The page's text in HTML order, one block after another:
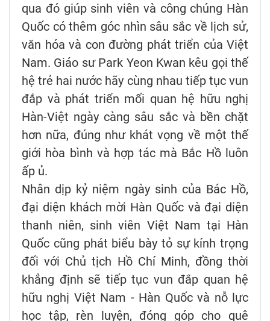
qua đó giúp sinh viên và công chúng Hàn
Quốc có thêm góc nhìn sâu sắc về lịch sử,
văn hóa và con đường phát triển của Việt
Nam. Giáo sư Park Yeon Kwan kêu gọi thế
hệ trẻ hai nước hãy cùng nhau tiếp tục vun
đắp và phát triển mối quan hệ hữu nghị
Hàn-Việt ngày càng sâu sắc và bền chặt
hơn nữa, đúng như khát vọng về một thế
giới hòa bình và hợp tác mà Bắc Hồ luôn
ấp ủ.
Nhân dịp kỷ niệm ngày sinh của Bác Hồ,
đại diện khách mời Hàn Quốc và đại diện
thanh niên, sinh viên Việt Nam tại Hàn
Quốc cũng phát biểu bày tỏ sự kính trọng
đối với Chủ tịch Hồ Chí Minh, đồng thời
khẳng định sẽ tiếp tục vun đắp quan hệ
hữu nghị Việt Nam - Hàn Quốc và nỗ lực
học tập, rèn luyện, đóng góp cho quê